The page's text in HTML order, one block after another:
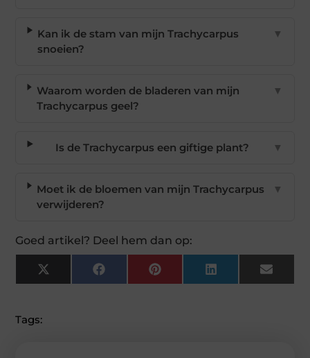
Kan ik de stam van mijn Trachycarpus
snoeien?
▼
Waarom worden de bladeren van mijn
Trachycarpus geel?
▼
Is de Trachycarpus een giftige plant? ▼
Moet ik de bloemen van mijn Trachycarpus
verwijderen?
▼
Goed artikel? Deel hem dan op:
X
(Twitter)
FacebookPinterest LinkedIn Email
Tags: